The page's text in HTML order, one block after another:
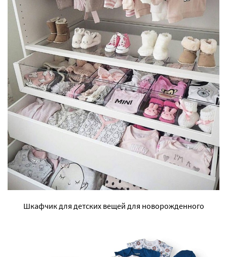
Шкафчик для детских вещей для новорожденного